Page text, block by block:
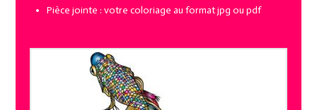
Pièce jointe : votre coloriage au format jpg ou pdf